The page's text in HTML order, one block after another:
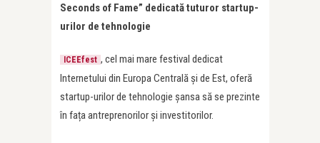
Seconds of Fame” dedicată tuturor startup-
urilor de tehnologie
ICEEfest , cel mai mare festival dedicat
Internetului din Europa Centrală și de Est, oferă
startup-urilor de tehnologie șansa să se prezinte
în fața antreprenorilor și investitorilor.